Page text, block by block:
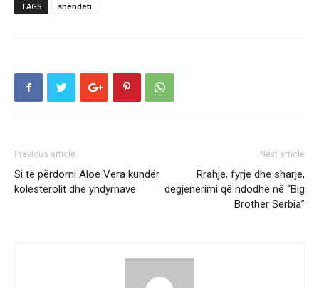
TAGS shendeti
Previous article
Si të përdorni Aloe Vera kundër
kolesterolit dhe yndyrnave
Next article
Rrahje, fyrje dhe sharje,
degjenerimi që ndodhë në “Big
Brother Serbia”